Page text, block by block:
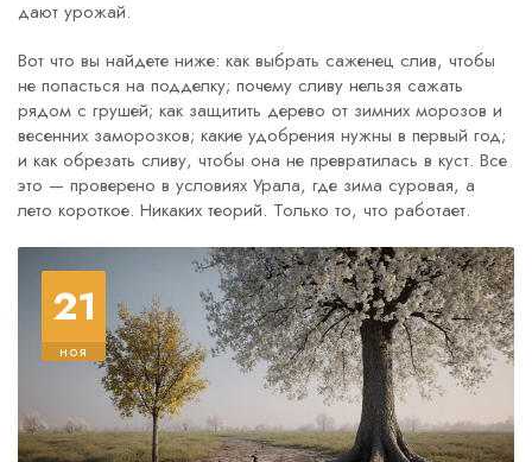
дают урожай.
Вот что вы найдете ниже: как выбрать саженец слив, чтобы
не попасться на подделку; почему сливу нельзя сажать
рядом с грушей; как защитить дерево от зимних морозов и
весенних заморозков; какие удобрения нужны в первый год;
и как обрезать сливу, чтобы она не превратилась в куст. Все
это — проверено в условиях Урала, где зима суровая, а
лето короткое. Никаких теорий. Только то, что работает.
21
ноя